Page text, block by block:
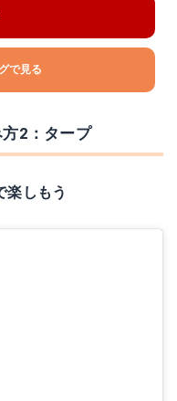
で見る
2：タープ
楽しもう